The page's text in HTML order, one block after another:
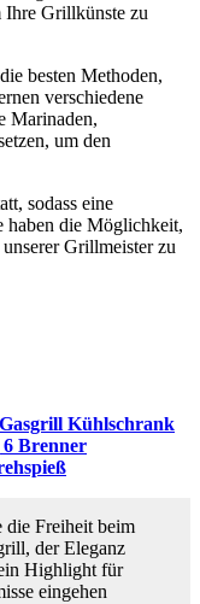
Ihre Grillkünste zu
besten Methoden,
verschiedene
Marinaden,
um den
sodass eine
haben die Möglichkeit,
Grillmeister zu
Kühlschrank
6 Brenner
Freiheit beim
der Eleganz
Highlight für
eingehen